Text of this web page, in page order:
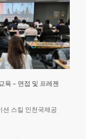
육 – 면접 및 프레젠
션 스킬 인천국제공